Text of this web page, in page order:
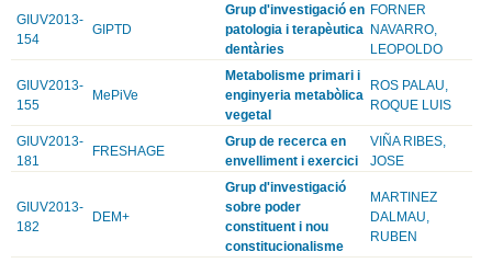
GIUV2013-
154
GIPTD
Grup d'investigació en
patologia i terapèutica
dentàries
FORNER
NAVARRO,
LEOPOLDO
GIUV2013-
155
MePiVe
Metabolisme primari i
enginyeria metabòlica
vegetal
ROS PALAU,
ROQUE LUIS
GIUV2013-
181
FRESHAGE
Grup de recerca en
envelliment i exercici
VIÑA RIBES,
JOSE
GIUV2013-
182
DEM+
Grup d'investigació
sobre poder
constituent i nou
constitucionalisme
MARTINEZ
DALMAU,
RUBEN